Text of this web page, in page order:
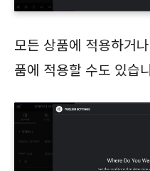
모든 상품에 적용하거
품에 적용할 수도 있습